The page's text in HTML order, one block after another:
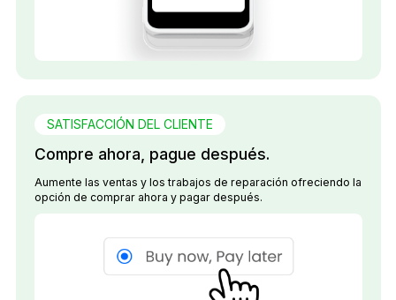
SATISFACCIÓN DEL CLIENTE
Compre ahora, pague después.
Aumente las ventas y los trabajos de reparación ofreciendo la
opción de comprar ahora y pagar después.